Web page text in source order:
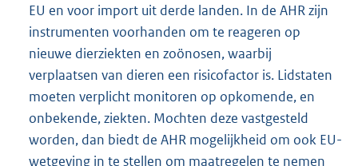
EU en voor import uit derde landen. In de AHR zijn
instrumenten voorhanden om te reageren op
nieuwe dierziekten en zoönosen, waarbij
verplaatsen van dieren een risicofactor is. Lidstaten
moeten verplicht monitoren op opkomende, en
onbekende, ziekten. Mochten deze vastgesteld
worden, dan biedt de AHR mogelijkheid om ook EU-
wetgeving in te stellen om maatregelen te nemen